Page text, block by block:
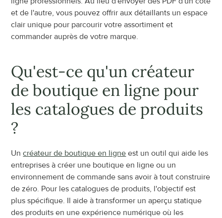
et de l'autre, vous pouvez offrir aux détaillants un espace
clair unique pour parcourir votre assortiment et
commander auprès de votre marque.
Qu'est-ce qu'un créateur
de boutique en ligne pour
les catalogues de produits
?
Un créateur de boutique en ligne est un outil qui aide les
entreprises à créer une boutique en ligne ou un
environnement de commande sans avoir à tout construire
de zéro. Pour les catalogues de produits, l'objectif est
plus spécifique. Il aide à transformer un aperçu statique
des produits en une expérience numérique où les